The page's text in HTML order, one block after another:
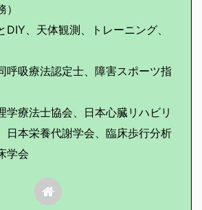
DIY、天体観測、トレーニング、
呼吸療法認定士、障害スポーツ指
学療法士協会、日本心臓リハビリ
日本栄養代謝学会、臨床歩行分析
学会